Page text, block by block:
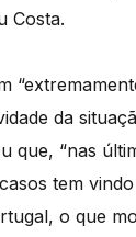
Costa.
da
que, “nas
tem vindo
o que